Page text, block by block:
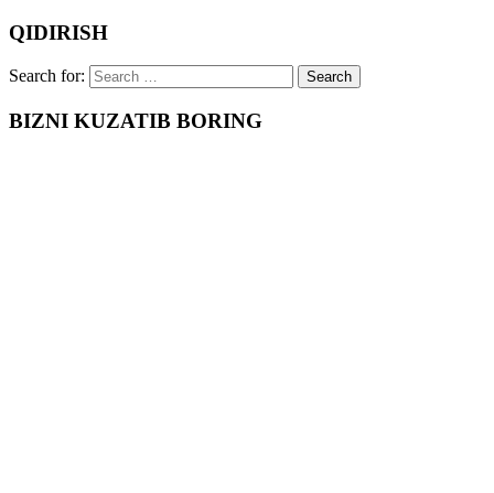
QIDIRISH
Search for:
BIZNI KUZATIB BORING